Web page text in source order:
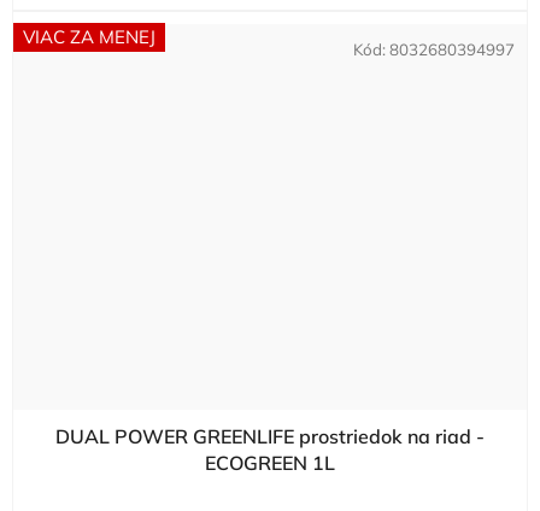
VIAC ZA MENEJ
DUAL POWER GREENLIFE prostriedok na riad -
ECOGREEN 1L
Kód: 8032680394997